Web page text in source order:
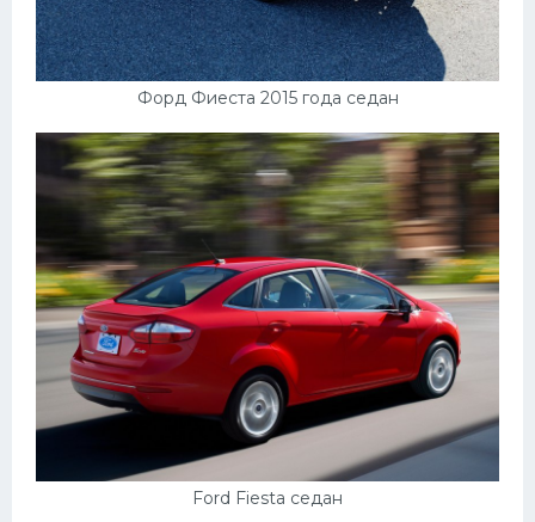
Форд Фиеста 2015 года седан
Ford Fiesta седан
Черри
Джили
Кавасаки
Инфинити
Фиат
Ситроен
Субару
Опель